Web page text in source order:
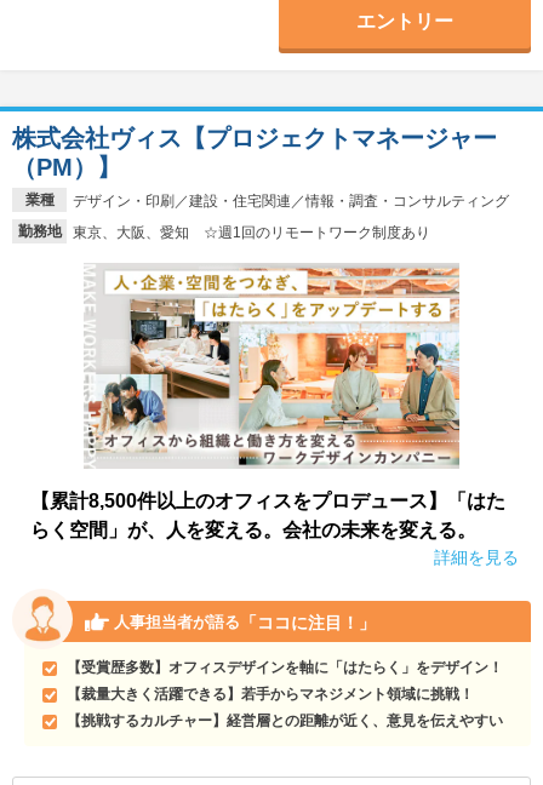
エントリー
業種
デザイン・印刷／建設・住宅関連／情報・調査・コンサルティング
勤務地
東京、大阪、愛知 ☆週1回のリモートワーク制度あり
株式会社ヴィス【プロジェクトマネージャー
（PM）】
【累計8,500件以上のオフィスをプロデュース】「はた
らく空間」が、人を変える。会社の未来を変える。
詳細を見る
人事担当者が語る 「ココに注目！」
【受賞歴多数】オフィスデザインを軸に「はたらく」をデザイン！
【裁量大きく活躍できる】若手からマネジメント領域に挑戦！
【挑戦するカルチャー】経営層との距離が近く、意見を伝えやすい